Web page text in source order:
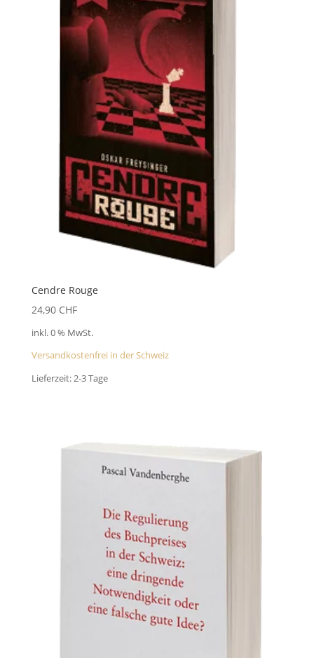
Cendre Rouge
24,90 CHF
inkl. 0 % MwSt.
Versandkostenfrei in der Schweiz
Lieferzeit:2-3 Tage